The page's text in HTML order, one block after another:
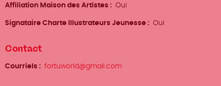
Affiliation Maison des Artistes Oui
Signataire Charte Illustrateurs Jeunesse Oui
Contact
Courriels fortuworld@gmail.com